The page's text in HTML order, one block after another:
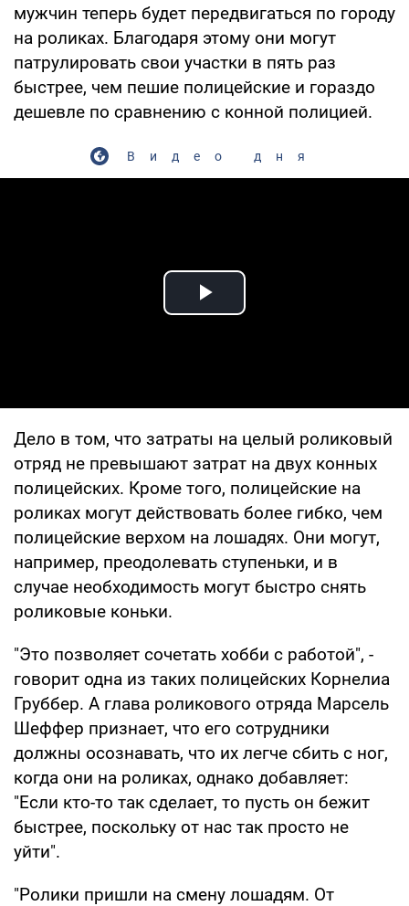
мужчин теперь будет передвигаться по городу
на роликах. Благодаря этому они могут
патрулировать свои участки в пять раз
быстрее, чем пешие полицейские и гораздо
дешевле по сравнению с конной полицией.
Видео дня
Play Video
Дело в том, что затраты на целый роликовый
отряд не превышают затрат на двух конных
полицейских. Кроме того, полицейские на
роликах могут действовать более гибко, чем
полицейские верхом на лошадях. Они могут,
например, преодолевать ступеньки, и в
случае необходимость могут быстро снять
роликовые коньки.
"Это позволяет сочетать хобби с работой", -
говорит одна из таких полицейских Корнелиа
Груббер. А глава роликового отряда Марсель
Шеффер признает, что его сотрудники
должны осознавать, что их легче сбить с ног,
когда они на роликах, однако добавляет:
"Если кто-то так сделает, то пусть он бежит
быстрее, поскольку от нас так просто не
уйти".
"Ролики пришли на смену лошадям. От